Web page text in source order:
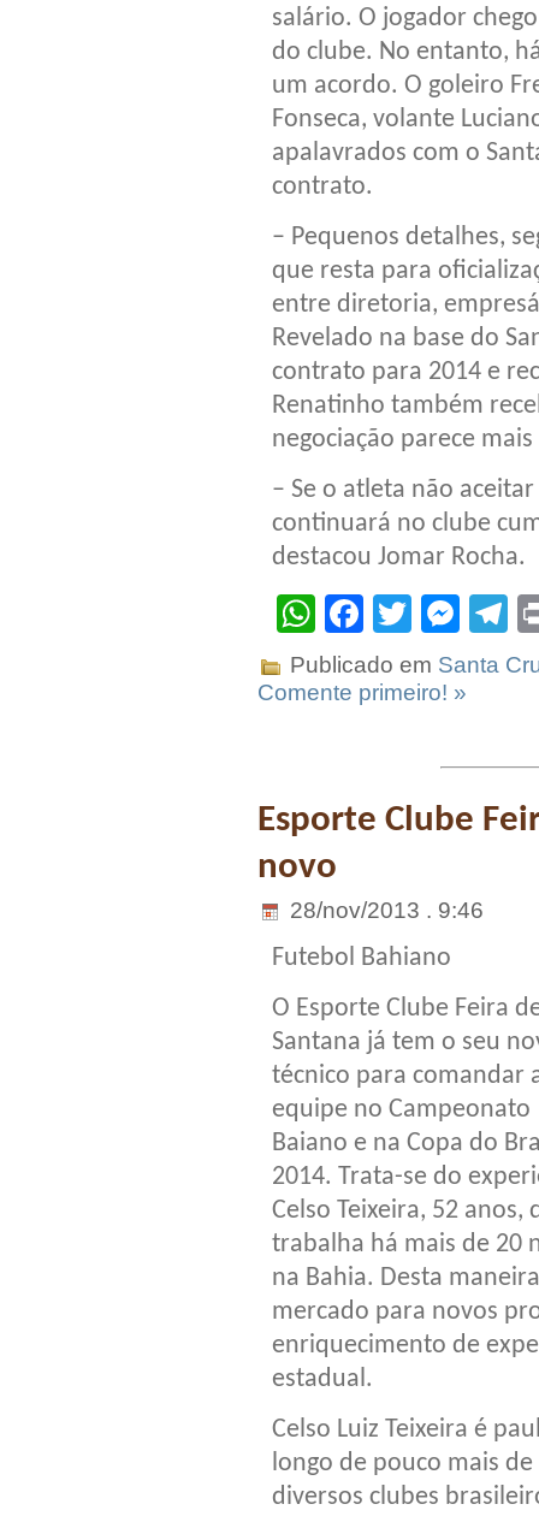
salário. O jogador
do clube. No entanto,
um acordo. O goleiro
Fonseca, volante
apalavrados com o
contrato.
– Pequenos detalhes,
que resta para
entre diretoria,
Revelado na base do
contrato para 2014 e
Renatinho também
negociação parece
– Se o atleta não
continuará no clube
destacou Jomar Rocha.
WhatsApp
Facebook
Twitter
Publicado em Santa
Comente primeiro! »
Esporte Clube
novo
28/nov/2013 . 9:46
Futebol Bahiano
O Esporte Clube Feira
Santana já tem o seu
técnico para comandar
equipe no Campeonato
Baiano e na Copa do
2014. Trata-se do
Celso Teixeira, 52 anos,
trabalha há mais de 20
na Bahia. Desta
mercado para novos
enriquecimento de
estadual.
Celso Luiz Teixeira é
longo de pouco mais
diversos clubes